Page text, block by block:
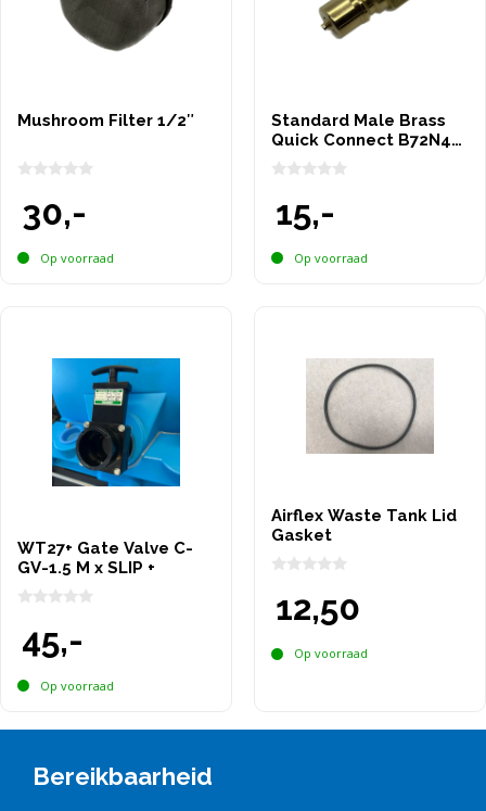
Mushroom Filter 1/2″
n30,-
Op voorraad
Standard Male Brass
Quick Connect B72N4-
4
a15,-
Op voorraad
WT27+ Gate Valve C-
GV-1.5 M x SLIP +
a45,-
Op voorraad
Airflex Waste Tank Lid
Gasket
v12,50
Op voorraad
Bereikbaarheid